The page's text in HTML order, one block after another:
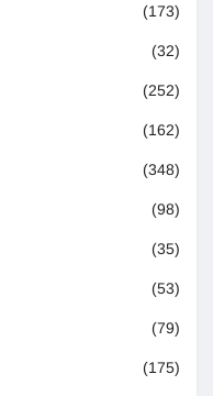
(173)
(32)
(252)
(162)
(348)
(98)
(35)
(53)
(79)
(175)